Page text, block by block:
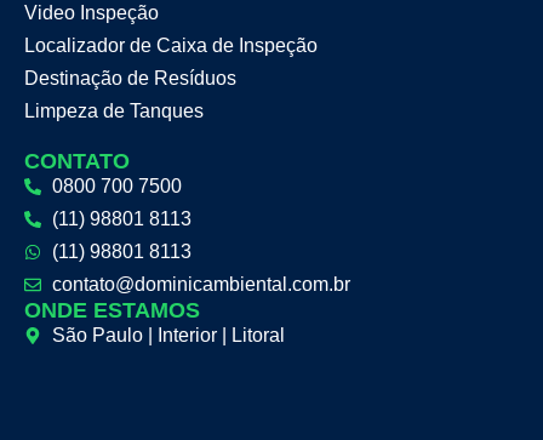
Video Inspeção
Localizador de Caixa de Inspeção
Destinação de Resíduos
Limpeza de Tanques
CONTATO
0800 700 7500
(11) 98801 8113
(11) 98801 8113
contato@dominicambiental.com.br
ONDE ESTAMOS
São Paulo | Interior | Litoral